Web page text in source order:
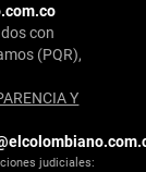
con
(PQR),
Y
judiciales: